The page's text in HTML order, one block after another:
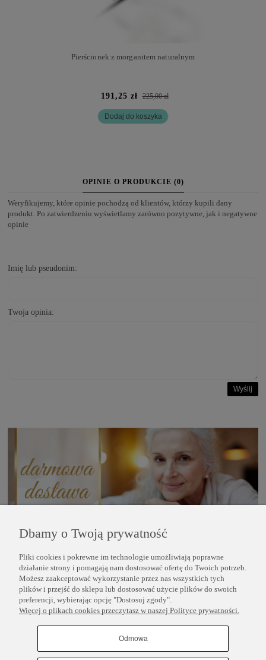
Pierścionek z morganitem naturalnym
191,25 zł 225,00 zł
Dodaj do koszyka
OPINIE O PRODUKCIE (0)
Weryfikujemy, które opinie pochodzą od klientów, którzy kupili dany
produkt. Po zatwierdzeniu wyświetlamy zarówno pozytywne, jak i negatywne
opinie
Imię lub pseudonim:
Twoja opinia:
Wyślij
POMOC
INFORMACJE
Dbamy o Twoją prywatność
Pliki cookies i pokrewne im technologie umożliwiają poprawne
działanie strony i pomagają nam dostosować ofertę do Twoich potrzeb.
Możesz zaakceptować wykorzystanie przez nas wszystkich tych
plików i przejść do sklepu lub dostosować użycie plików do swoich
preferencji, wybierając opcję "Dostosuj zgody".
Więcej o plikach cookies przeczytasz w naszej Polityce prywatności.
Odmowa